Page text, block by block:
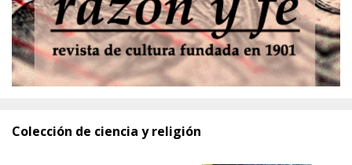
Colección de ciencia y religión